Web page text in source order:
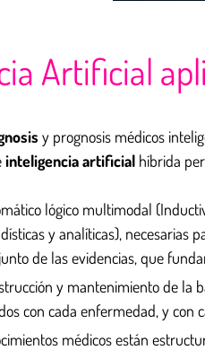
Artificial
y prognosis médicos
inteligencia artificial híbrida
lógico multimodal
y analíticas), necesarias
de las evidencias, que
y mantenimiento de la
con cada enfermedad, y con
médicos están